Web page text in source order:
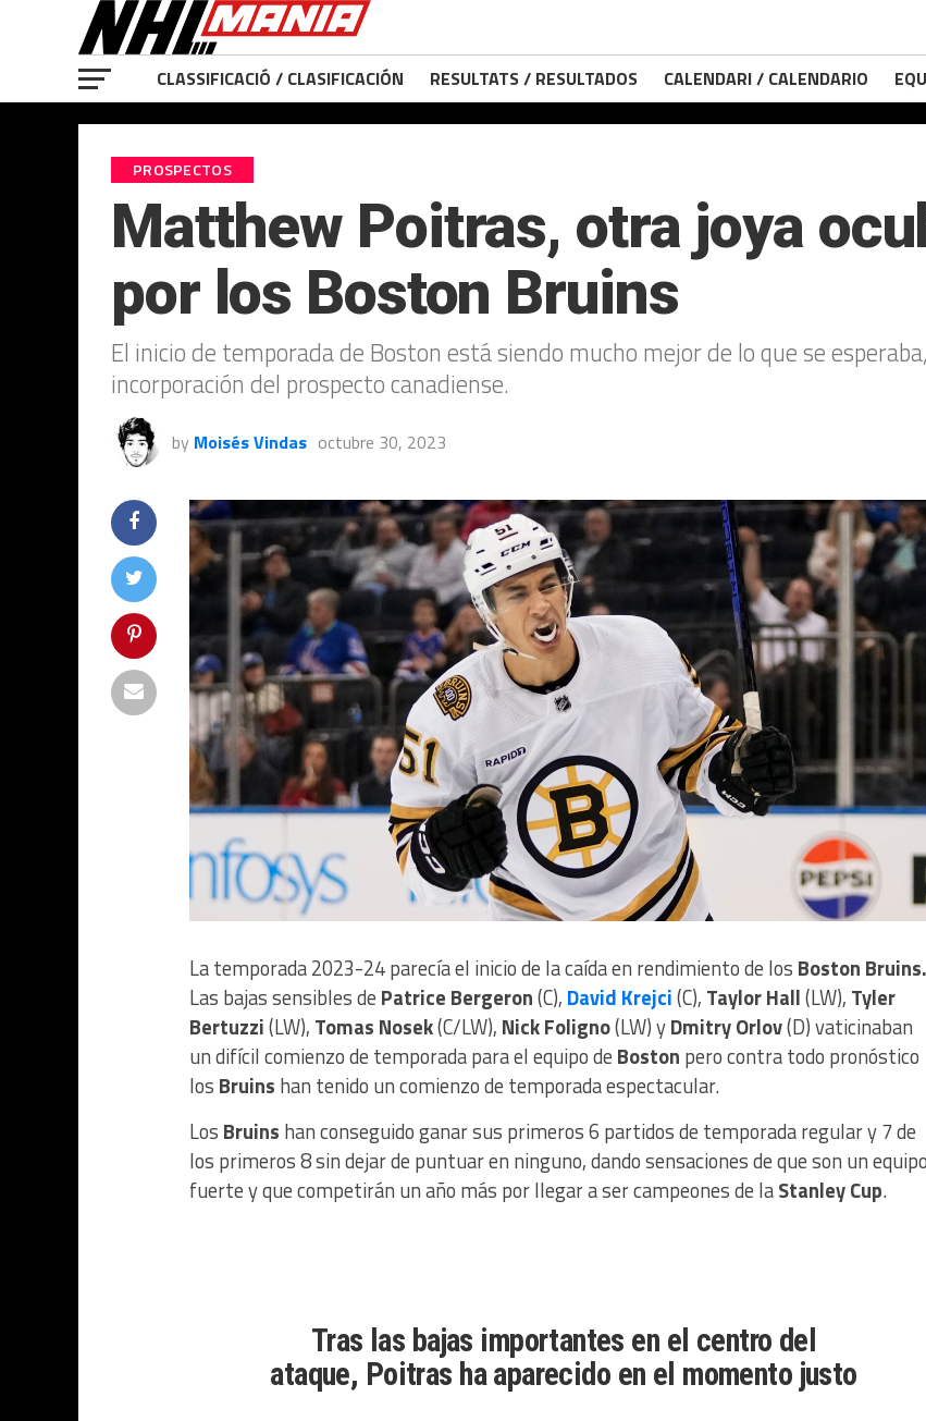
CLASSIFICACIÓ / CLASIFICACIÓN RESULTATS / RESULTADOS CALENDARI / CALENDARIO
PROSPECTOS
Matthew Poitras, otra joya
por los Boston Bruins
El inicio de temporada de Boston está siendo mucho mejor de lo que se
incorporación del prospecto canadiense.
by Moisés Vindas octubre 30, 2023
La temporada 2023-24 parecía el inicio de la caída en rendimiento de los Boston Bruins.
Las bajas sensibles de Patrice Bergeron(C), David Krejci(C), Taylor Hall(LW), Tyler
Bertuzzi(LW), Tomas Nosek(C/LW), Nick Foligno(LW) yDmitry Orlov(D) vaticinaban
un difícil comienzo de temporada para el equipo de Boston pero contra todo pronóstico
los Bruins han tenido un comienzo de temporada espectacular.
Los Bruins han conseguido ganar sus primeros 6 partidos de temporada regular y 7 de
los primeros 8 sin dejar de puntuar en ninguno, dando sensaciones de que son un equipo
fuerte y que competirán un año más por llegar a ser campeones de laStanley Cup.
Tras las bajas importantes en el centro del
ataque, Poitras ha aparecido en el momento justo